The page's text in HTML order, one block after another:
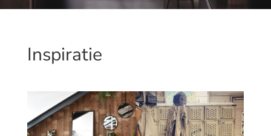
Inspiratie